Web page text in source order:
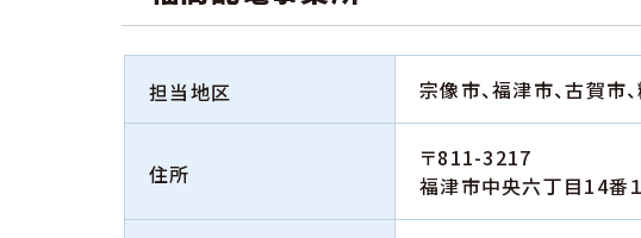
担当地区 宗像市、福津市、古賀市
住所
〒811-3217
福津市中央六丁目14番